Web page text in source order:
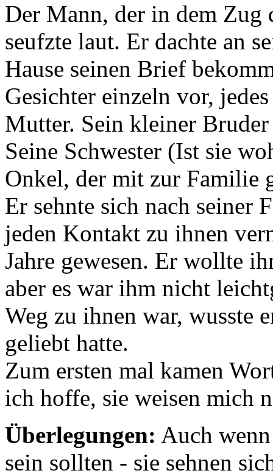
Der Mann, der in dem Zug
seufzte laut. Er dachte an
Hause seinen Brief
Gesichter einzeln vor,
Mutter. Sein kleiner
Seine Schwester (Ist sie
Onkel, der mit zur Familie
Er sehnte sich nach seiner
jeden Kontakt zu ihnen
Jahre gewesen. Er wollte
aber es war ihm nicht
Weg zu ihnen war, wusste
geliebt hatte.
Zum ersten mal kamen
ich hoffe, sie weisen mich
Überlegungen: Auch
sein sollten - sie sehnen